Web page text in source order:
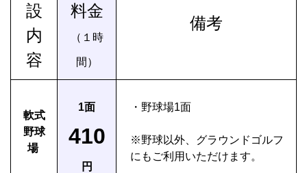
設
内
容
料金
（１時
間）
備考
軟式
野球
場
1面
410
円
・野球場1面
※野球以外、グラウンドゴルフ
にもご利用いただけます。